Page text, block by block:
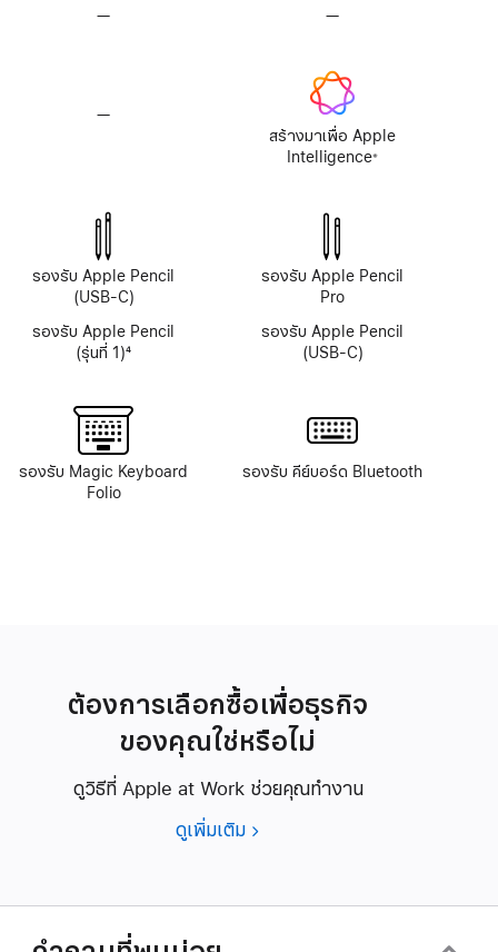
—
—
รองรับ Apple Pencil
(USB-C)
รองรับ Apple Pencil
(รุ่นที่ 1)4
รองรับ Magic Keyboard
Folio
—
TrueDepth
สร้างมาเพื่อ Apple
Intelligence※
รองรับ Apple Pencil
Pro
รองรับ Apple Pencil
(USB-C)
รองรับ คีย์บอร์ด Bluetooth
ต้องการเลือกซื้อเพื่อธุรกิจ
ของคุณใช่หรือไม่
ดูวิธีที่ Apple at Work ช่วยคุณทำงาน
ดูเพิ่มเติม ต้องการ
เพื่อ